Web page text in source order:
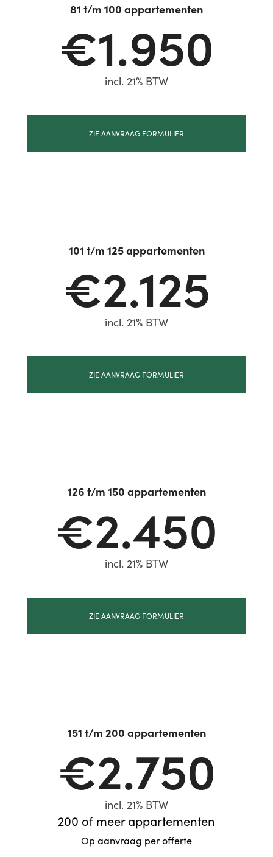
81 t/m 100 appartementen
€1.950
incl. 21% BTW
ZIE AANVRAAG FORMULIER
101 t/m 125 appartementen
€2.125
incl. 21% BTW
ZIE AANVRAAG FORMULIER
126 t/m 150 appartementen
€2.450
incl. 21% BTW
ZIE AANVRAAG FORMULIER
151 t/m 200 appartementen
€2.750
incl. 21% BTW
200 of meer appartementen
Op aanvraag per offerte